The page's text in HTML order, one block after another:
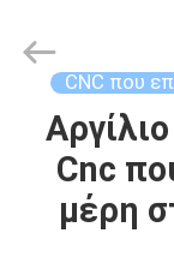
ΣΠΊΤΙ
ΠΡΟΪΌΝΤΑ
Tuofa
Technology
Reserved.
CNC που
Cnc
μέρη